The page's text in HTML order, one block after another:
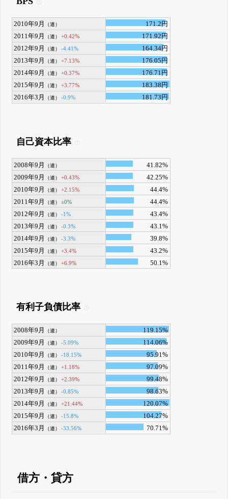
2010年9月 （連）
171.2円
2011年9月
（連） +0.42%
171.92円
2012年9月
（連） -4.41%
164.34円
2013年9月
（連） +7.13%
176.05円
2014年9月
（連） +0.37%
176.71円
2015年9月
（連） +3.77%
183.38円
2016年3月
（連） -0.9% 181.73円
自己資本比率
2008年9月 （連）
41.82%
2009年9月
（連） +0.43%
42.25%
2010年9月
（連） +2.15%
44.4%
2011年9月
（連） ±0%
44.4%
2012年9月
（連） -1%
43.4%
2013年9月
（連） -0.3%
43.1%
2014年9月
（連） -3.3%
39.8%
2015年9月
（連） +3.4%
43.2%
2016年3月
（連） +6.9% 50.1%
有利子負債比率
2008年9月 （連）
119.15%
2009年9月
（連） -5.09%
114.06%
2010年9月
（連） -18.15%
95.91%
2011年9月
（連） +1.18%
97.09%
2012年9月
（連） +2.39%
99.48%
2013年9月
（連） -0.85%
98.63%
2014年9月
（連） +21.44%
120.07%
2015年9月
（連） -15.8%
104.27%
2016年3月
（連） -33.56% 70.71%
借方・貸方